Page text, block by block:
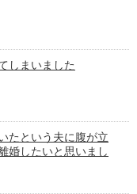
しまいました
たという夫に腹が立
婚したいと思いまし